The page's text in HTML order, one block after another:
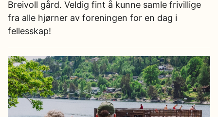
Breivoll gård. Veldig fint å kunne samle frivillige
fra alle hjørner av foreningen for en dag i
fellesskap!